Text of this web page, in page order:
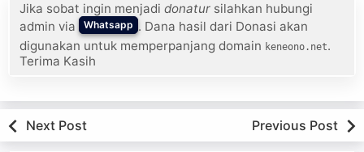
Jika sobat ingin menjadi donatur silahkan hubungi
admin via
Whatsapp . Dana hasil dari Donasi akan
digunakan untuk memperpanjang domain keneono.net.
Terima Kasih
Next Post Previous Post